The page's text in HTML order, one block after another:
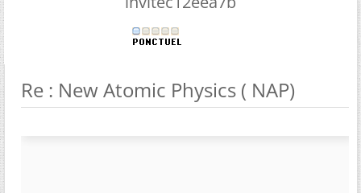
Re : New Atomic Physics ( NAP)